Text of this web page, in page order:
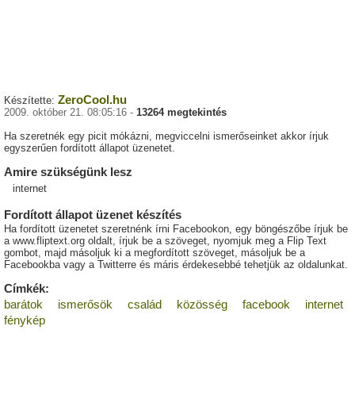
Készítette: ZeroCool.hu
2009. október 21. 08:05:16 - 13264 megtekintés
Ha szeretnék egy picit mókázni, megviccelni ismerőseinket akkor írjuk
egyszerűen fordított állapot üzenetet.
Amire szükségünk lesz
internet
Fordított állapot üzenet készítés
Ha fordított üzenetet szeretnénk írni Facebookon, egy böngészőbe írjuk be
a www.fliptext.org oldalt, írjuk be a szöveget, nyomjuk meg a Flip Text
gombot, majd másoljuk ki a megfordított szöveget, másoljuk be a
Facebookba vagy a Twitterre és máris érdekesebbé tehetjük az oldalunkat.
Címkék:
barátok
ismerősök család közösség facebook
internet
fénykép